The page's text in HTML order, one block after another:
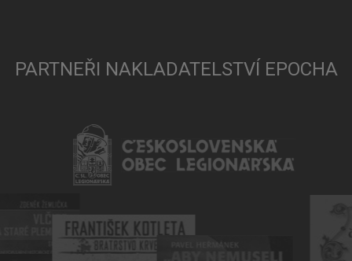
PARTNEŘI NAKLADATELSTVÍ EPOCHA